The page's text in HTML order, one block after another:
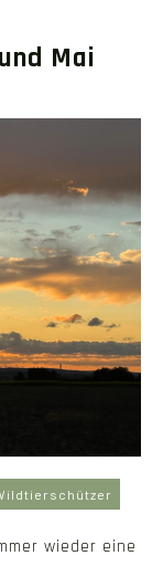
Mai
wieder eine